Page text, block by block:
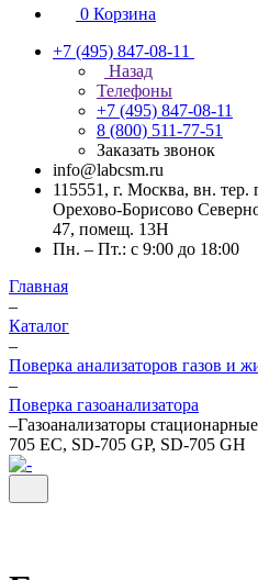
0 Корзина
+7 (495) 847-08-11
Назад
Телефоны
+7 (495) 847-08-11
8 (800) 511-77-51
Заказать звонок
info@labcsm.ru
115551, г. Москва, вн.
Орехово-Борисово
47, помещ. 13Н
Пн. – Пт.: с 9:00 до 18:00
Главная
–
Каталог
–
Поверка анализаторов газов и
–
Поверка газоанализатора
–Газоанализаторы
705 EC, SD-705 GP, SD-705 GH